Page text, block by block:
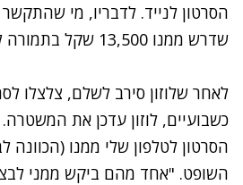
הסרטון לנייד. לדבריו, מי שהתקשר
שדרש ממנו 13,500 שקל בתמורה לאי הפצתו.
לאחר שלוזון סירב לשלם, צלצלו
כשבועיים, לוזון עדכן את
השופט. "אחד מהם ביקש ממני